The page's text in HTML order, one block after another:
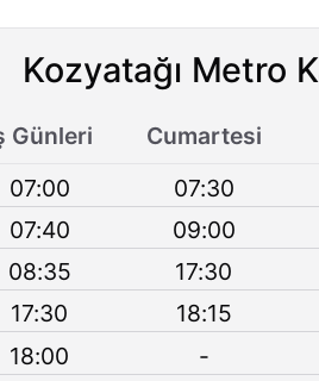
Kozyatağı Metro
Günleri Cumartesi
07:00
07:30
07:40
09:00
08:35
17:30
17:30
18:15
18:00
-